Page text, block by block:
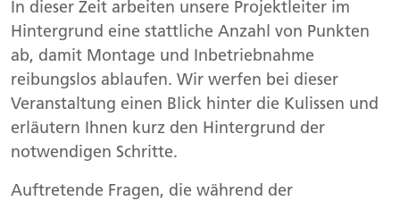
In dieser Zeit arbeiten unsere Projektleiter im
Hintergrund eine stattliche Anzahl von Punkten
ab, damit Montage und Inbetriebnahme
reibungslos ablaufen. Wir werfen bei dieser
Veranstaltung einen Blick hinter die Kulissen und
erläutern Ihnen kurz den Hintergrund der
notwendigen Schritte.
Auftretende Fragen, die während der